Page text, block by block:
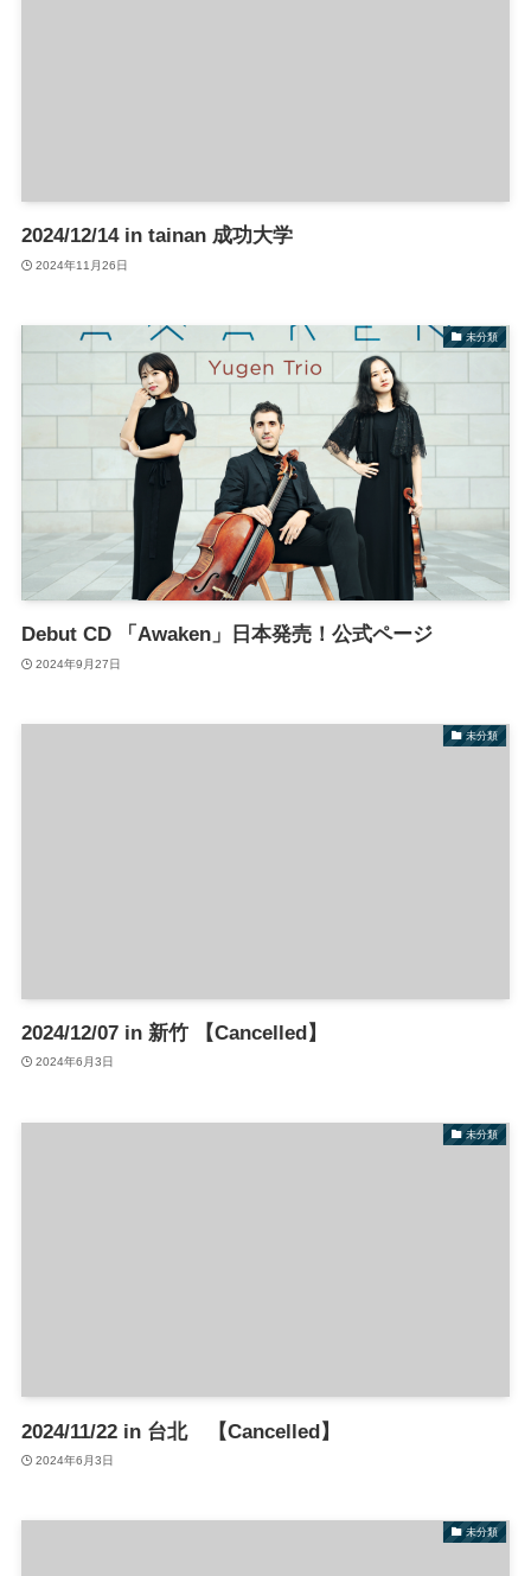
2024/12/14 in tainan 成功大学
2024年11月26日
未分類
Debut CD 「Awaken」日本発売！公式ページ
2024年9月27日
未分類
2024/12/07 in 新竹 【Cancelled】
2024年6月3日
未分類
2024/11/22 in 台北 【Cancelled】
2024年6月3日
未分類